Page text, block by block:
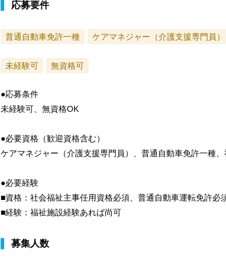
応募要件
普通自動車免許一種 ケアマネジャー（介護支援専門員）
未経験可 無資格可
●応募条件
未経験可、無資格OK
●必要資格（歓迎資格含む）
ケアマネジャー（介護支援専門員）、普通自動車免許一種
●必要経験
■資格：社会福祉主事任用資格必須、普通自動車運転免許
■経験：福祉施設経験あれば尚可
募集人数